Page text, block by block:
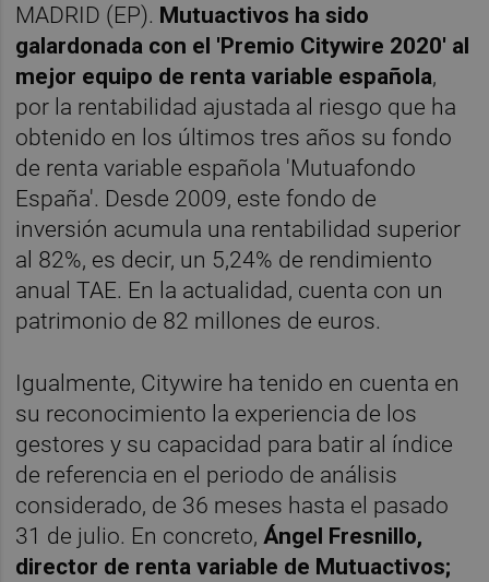
MADRID (EP). Mutuactivos ha sido
galardonada con el 'Premio Citywire 2020' al
mejor equipo de renta variable española,
por la rentabilidad ajustada al riesgo que ha
obtenido en los últimos tres años su fondo
de renta variable española 'Mutuafondo
España'. Desde 2009, este fondo de
inversión acumula una rentabilidad superior
al 82%, es decir, un 5,24% de rendimiento
anual TAE. En la actualidad, cuenta con un
patrimonio de 82 millones de euros.
Igualmente, Citywire ha tenido en cuenta en
su reconocimiento la experiencia de los
gestores y su capacidad para batir al índice
de referencia en el periodo de análisis
considerado, de 36 meses hasta el pasado
31 de julio. En concreto, Ángel Fresnillo,
director de renta variable de Mutuactivos;